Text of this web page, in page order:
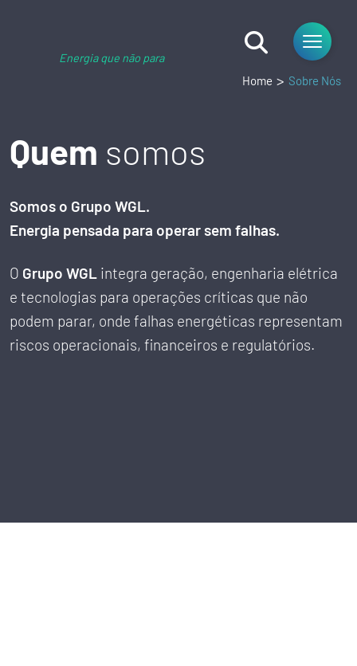
Energia que não para
Home Sobre Nós
Quem somos
Somos o Grupo WGL.
Energia pensada para operar sem falhas.
O Grupo WGL integra geração, engenharia elétrica
e tecnologias para operações críticas que não
podem parar, onde falhas energéticas representam
riscos operacionais, financeiros e regulatórios.